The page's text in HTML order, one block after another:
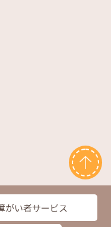
がい者サービス